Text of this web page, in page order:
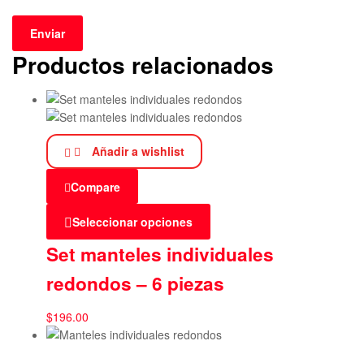
Productos relacionados
Añadir a wishlist
Compare
Seleccionar opciones
Set manteles individuales
redondos – 6 piezas
$196.00